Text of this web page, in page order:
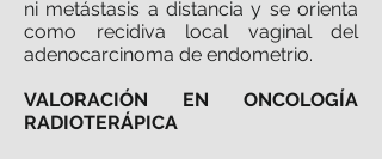
ni metástasis a distancia y se orienta
como recidiva local vaginal del
adenocarcinoma de endometrio.
VALORACIÓN EN ONCOLOGÍA
RADIOTERÁPICA